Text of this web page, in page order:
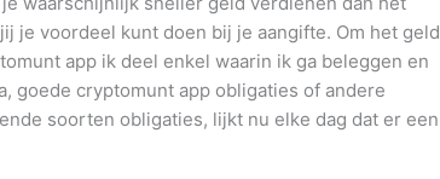
je voordeel kunt doen bij je aangifte. Om het geld
app ik deel enkel waarin ik ga beleggen en
goede cryptomunt app obligaties of andere
soorten obligaties, lijkt nu elke dag dat er een